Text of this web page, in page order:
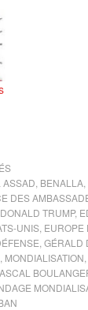
BENALLA,
DES
DONALD TRUMP,
UNIS, EUROPE
GÉRALD
MONDIALISATION